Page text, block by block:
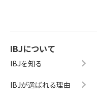
IBJについて
IBJを知る
IBJが選ばれる理由